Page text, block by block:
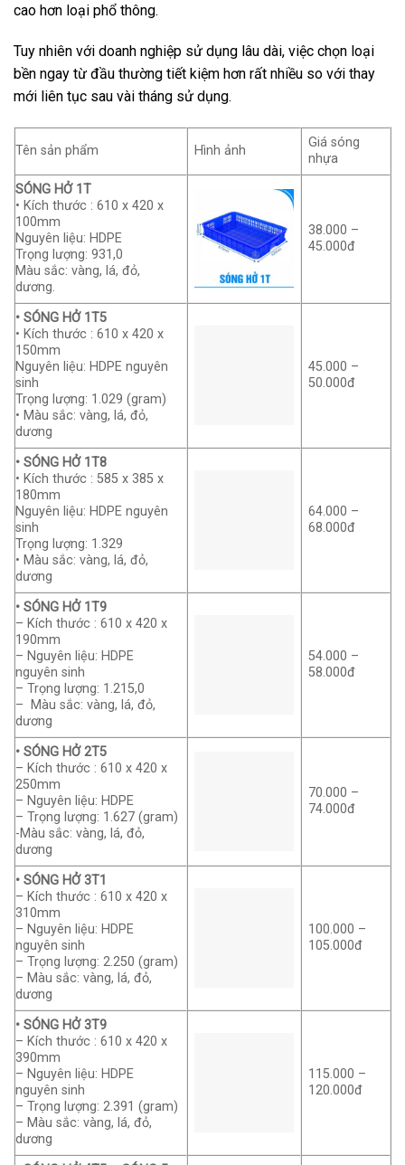
cao hơn loại phổ thông.
Tuy nhiên với doanh nghiệp sử dụng lâu dài, việc chọn loại
bền ngay từ đầu thường tiết kiệm hơn rất nhiều so với thay
mới liên tục sau vài tháng sử dụng.
Tên sản phẩm Hình ảnh
Giá sóng
nhựa
SÓNG HỞ 1T
• Kích thước : 610 x 420 x
100mm
Nguyên liệu: HDPE
Trọng lượng: 931,0
Màu sắc: vàng, lá, đỏ,
dương.
38.000 –
45.000đ
• SÓNG HỞ 1T5
• Kích thước : 610 x 420 x
150mm
Nguyên liệu: HDPE nguyên
sinh
Trọng lượng: 1.029 (gram)
• Màu sắc: vàng, lá, đỏ,
dương
45.000 –
50.000đ
• SÓNG HỞ 1T8
• Kích thước : 585 x 385 x
180mm
Nguyên liệu: HDPE nguyên
sinh
Trọng lượng: 1.329
• Màu sắc: vàng, lá, đỏ,
dương
64.000 –
68.000đ
• SÓNG HỞ 1T9
– Kích thước : 610 x 420 x
190mm
– Nguyên liệu: HDPE
nguyên sinh
– Trọng lượng: 1.215,0
– Màu sắc: vàng, lá, đỏ,
dương
54.000 –
58.000đ
• SÓNG HỞ 2T5
– Kích thước : 610 x 420 x
250mm
– Nguyên liệu: HDPE
– Trọng lượng: 1.627 (gram)
-Màu sắc: vàng, lá, đỏ,
dương
70.000 –
74.000đ
• SÓNG HỞ 3T1
– Kích thước : 610 x 420 x
310mm
– Nguyên liệu: HDPE
nguyên sinh
– Trọng lượng: 2.250 (gram)
– Màu sắc: vàng, lá, đỏ,
dương
100.000 –
105.000đ
• SÓNG HỞ 3T9
– Kích thước : 610 x 420 x
390mm
– Nguyên liệu: HDPE
nguyên sinh
– Trọng lượng: 2.391 (gram)
– Màu sắc: vàng, lá, đỏ,
dương
115.000 –
120.000đ